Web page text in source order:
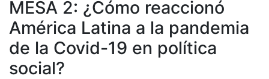
Statistics
MESA 2: ¿Cómo reaccionó
América Latina a la pandemia
de la Covid-19 en política
social?